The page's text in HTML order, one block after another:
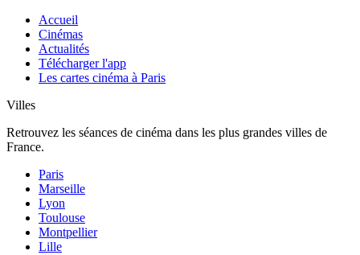
Accueil
Cinémas
Actualités
Télécharger l'app
Les cartes cinéma à Paris
Villes
Retrouvez les séances de cinéma dans les plus grandes villes de
France.
Paris
Marseille
Lyon
Toulouse
Montpellier
Lille